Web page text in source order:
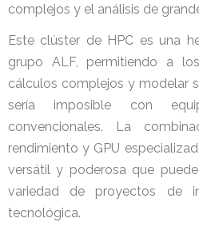
complejos y el análisis de
Este clúster de HPC es una
grupo ALF, permitiendo a
cálculos complejos y modelar
sería imposible con
convencionales. La
rendimiento y GPU
versátil y poderosa que
variedad de proyectos de
tecnológica.